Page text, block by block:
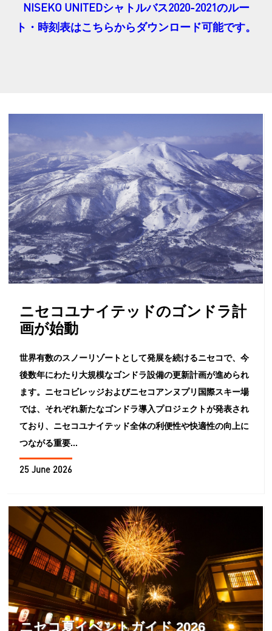
NISEKO UNITEDシャトルバス2020-2021のルー
ト・時刻表はこちらからダウンロード可能です。
ニセコユナイテッドのゴンドラ計
画が始動
世界有数のスノーリゾートとして発展を続けるニセコで、今
後数年にわたり大規模なゴンドラ設備の更新計画が進められ
ます。ニセコビレッジおよびニセコアンヌプリ国際スキー場
では、それぞれ新たなゴンドラ導入プロジェクトが発表され
ており、ニセコユナイテッド全体の利便性や快適性の向上に
つながる重要...
25 June 2026
ニセコ夏イベントガイド 2026